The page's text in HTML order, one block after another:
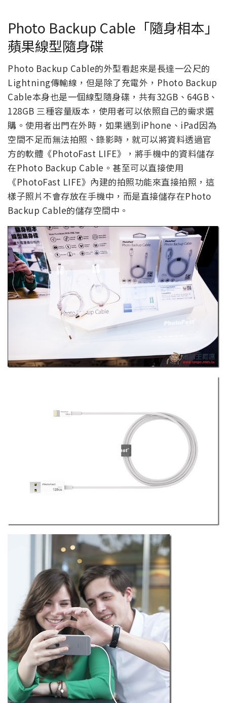
Photo Backup Cable「隨身相本」
蘋果線型隨身碟
Photo Backup Cable的外型看起來是長達一公尺的
Lightning傳輸線，但是除了充電外，Photo Backup
Cable本身也是一個線型隨身碟，共有32GB、64GB、
128GB 三種容量版本，使用者可以依照自己的需求選
購。使用者出門在外時，如果遇到iPhone、iPad因為
空間不足而無法拍照、錄影時，就可以將資料透過官
方的軟體《PhotoFast LIFE》，將手機中的資料儲存
在Photo Backup Cable。甚至可以直接使用
《PhotoFast LIFE》內建的拍照功能來直接拍照，這
樣子照片不會存放在手機中，而是直接儲存在Photo
Backup Cable的儲存空間中。